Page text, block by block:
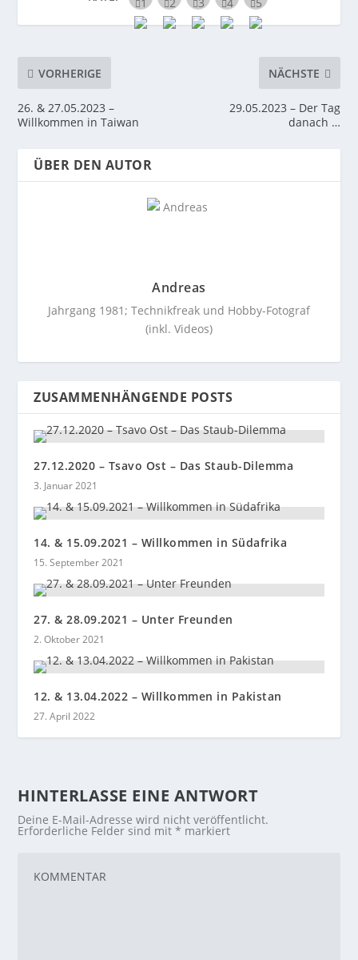
VORHERIGE
26. & 27.05.2023 –
Willkommen in Taiwan
NÄCHSTE
29.05.2023 – Der Tag
danach …
ÜBER DEN AUTOR
Andreas
Jahrgang 1981; Technikfreak und Hobby-Fotograf
(inkl. Videos)
ZUSAMMENHÄNGENDE POSTS
27.12.2020 – Tsavo Ost – Das Staub-Dilemma
3. Januar 2021
14. & 15.09.2021 – Willkommen in Südafrika
15. September 2021
27. & 28.09.2021 – Unter Freunden
2. Oktober 2021
12. & 13.04.2022 – Willkommen in Pakistan
27. April 2022
HINTERLASSE EINE ANTWORT
Deine E-Mail-Adresse wird nicht veröffentlicht.
Erforderliche Felder sind mit* markiert